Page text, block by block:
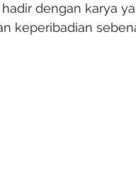
dengan karya
keperibadian